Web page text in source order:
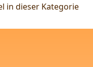
in dieser Kategorie